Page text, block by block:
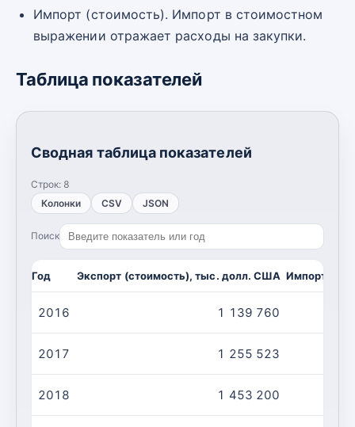
Импорт (стоимость). Импорт в стоимостном
выражении отражает расходы на закупки.
Таблица показателей
Сводная таблица показателей
Строк: 8
Колонки
CSV JSON
Поиск
Год Экспорт (стоимость), тыс. долл. США Импорт
2016 1 139 760
2017 1 255 523
2018 1 453 200